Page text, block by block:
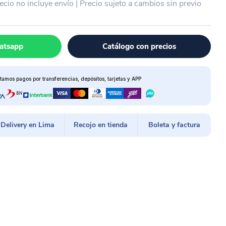
no incluye envío | Precio sujeto a cambios sin previo
Catálogo con precios
pagos por transferencias, depósitos, tarjetas y APP
Delivery en Lima Recojo en tienda Boleta y factura